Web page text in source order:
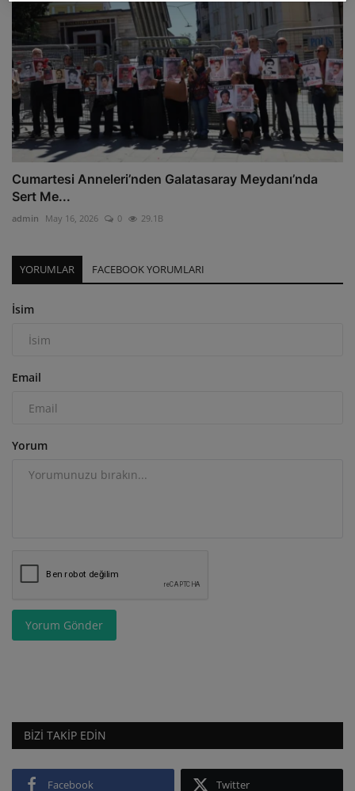
Cumartesi Anneleri’nden Galatasaray Meydanı’nda
Sert Me...
admin May 16, 2026 0 29.1B
YORUMLAR FACEBOOK YORUMLARI
İsim
Email
Yorum
Yorum Gönder
BIZI TAKIP EDIN
Facebook Twitter